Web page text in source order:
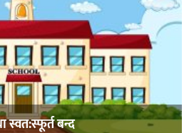
स्वत:स्फूर्त बन्द